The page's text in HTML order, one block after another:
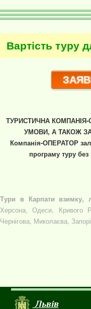
Вартість туру
ТУРИСТИЧНА КОМПАНІЯ-
УМОВИ, А ТАКОЖ
Компанія-ОПЕРАТОР
програму туру без
Тури в Карпати взимку,
Херсона, Одеси, Кривого
Чернігова, Миколаєва,
Львів